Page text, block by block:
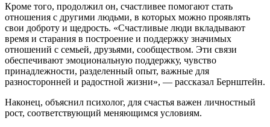
Кроме того, продолжил он, счастливее помогают стать
отношения с другими людьми, в которых можно проявлять
свои доброту и щедрость. «Счастливые люди вкладывают
время и старания в построение и поддержку значимых
отношений с семьей, друзьями, сообществом. Эти связи
обеспечивают эмоциональную поддержку, чувство
принадлежности, разделенный опыт, важные для
разносторонней и радостной жизни», — рассказал Бернштейн.
Наконец, объяснил психолог, для счастья важен личностный
рост, соответствующий меняющимся условиям.